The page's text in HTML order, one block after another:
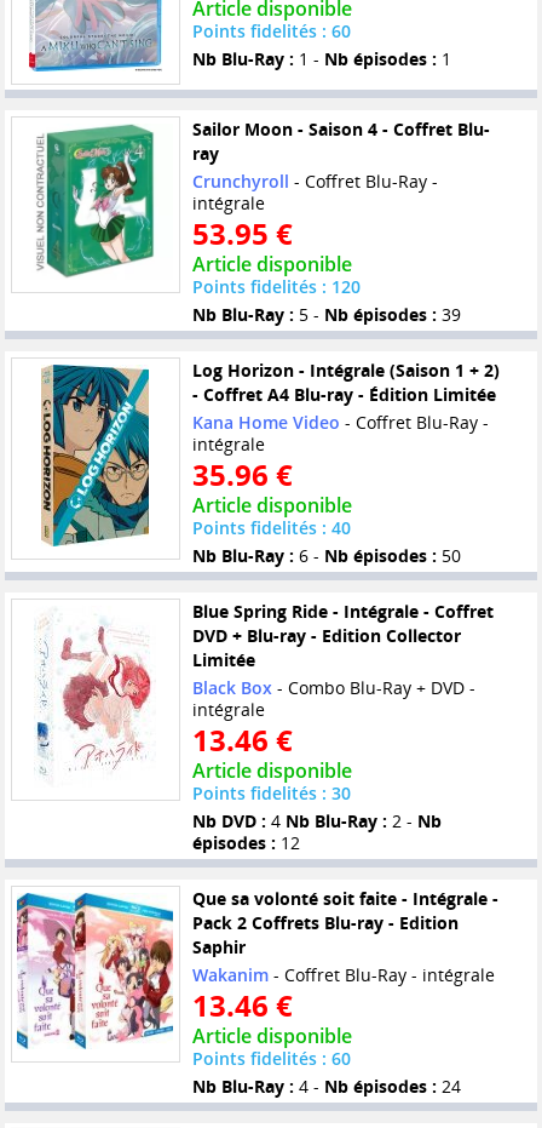
Article disponible
Points fidelités : 60
Nb Blu-Ray : 1 - Nb épisodes : 1
Sailor Moon - Saison 4 - Coffret Blu-
ray
Crunchyroll - Coffret Blu-Ray -
intégrale
53.95 €
Article disponible
Points fidelités : 120
Nb Blu-Ray : 5 - Nb épisodes : 39
Log Horizon - Intégrale (Saison 1 + 2)
- Coffret A4 Blu-ray - Édition Limitée
Kana Home Video - Coffret Blu-Ray -
intégrale
35.96 €
Article disponible
Points fidelités : 40
Nb Blu-Ray : 6 - Nb épisodes : 50
Blue Spring Ride - Intégrale - Coffret
DVD + Blu-ray - Edition Collector
Limitée
Black Box - Combo Blu-Ray + DVD -
intégrale
13.46 €
Article disponible
Points fidelités : 30
Nb DVD : 4 Nb Blu-Ray : 2 - Nb
épisodes : 12
Que sa volonté soit faite - Intégrale -
Pack 2 Coffrets Blu-ray - Edition
Saphir
Wakanim- Coffret Blu-Ray - intégrale
13.46 €
Article disponible
Points fidelités : 60
Nb Blu-Ray : 4 - Nb épisodes : 24